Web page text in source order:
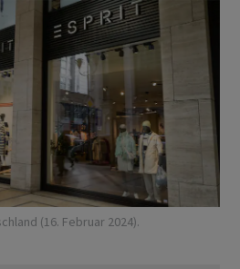
(16. Februar 2024).